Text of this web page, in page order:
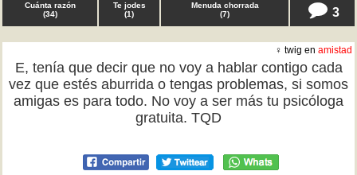
Cuánta razón
(34)
Te jodes
(1)
Menuda chorrada
(7) 3
♀ twig en amistad
E, tenía que decir que no voy a hablar contigo cada
vez que estés aburrida o tengas problemas, si somos
amigas es para todo. No voy a ser más tu psicóloga
gratuita. TQD